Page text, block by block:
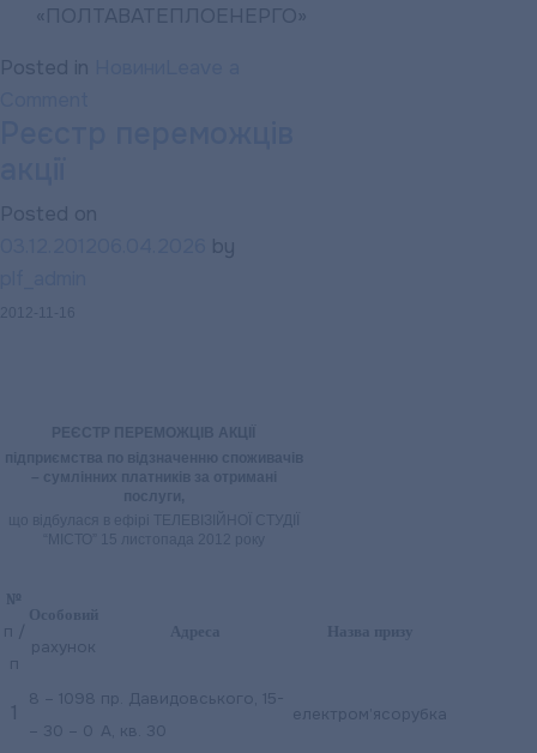
«ПОЛТАВАТЕПЛОЕНЕРГО»
Posted in
полтавців
Posted on
by
п /
п
рахунок
1
8 – 1098
– 30 – 0
пр. Давидовського, 15-
А, кв. 30
електром’ясорубка